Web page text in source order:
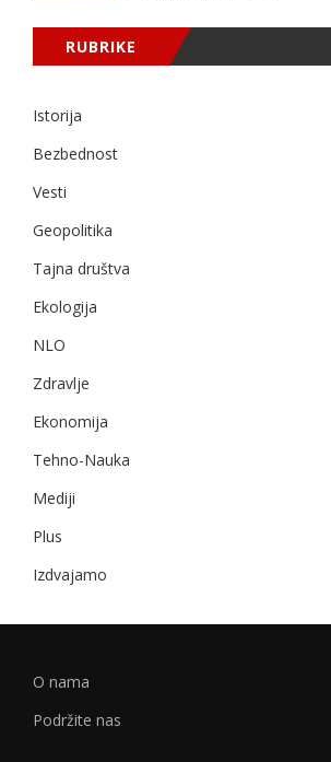
RUBRIKE
Istorija
Bezbednost
Vesti
Geopolitika
Tajna društva
Ekologija
NLO
Zdravlje
Ekonomija
Tehno-Nauka
Mediji
Plus
Izdvajamo
O nama
Podržite nas